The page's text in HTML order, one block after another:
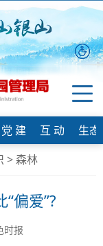
党 建 互 动
生
>森林
偏爱”?
报